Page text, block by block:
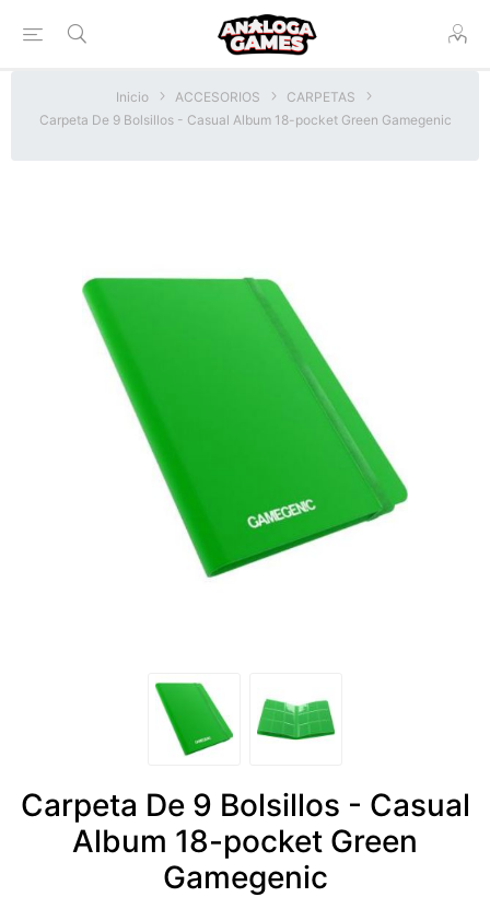
Inicio ACCESORIOS
CARPETAS
Carpeta De 9 Bolsillos - Casual Album 18-pocket Green Gamegenic
Carpeta De 9 Bolsillos - Casual
Album 18-pocket Green
Gamegenic